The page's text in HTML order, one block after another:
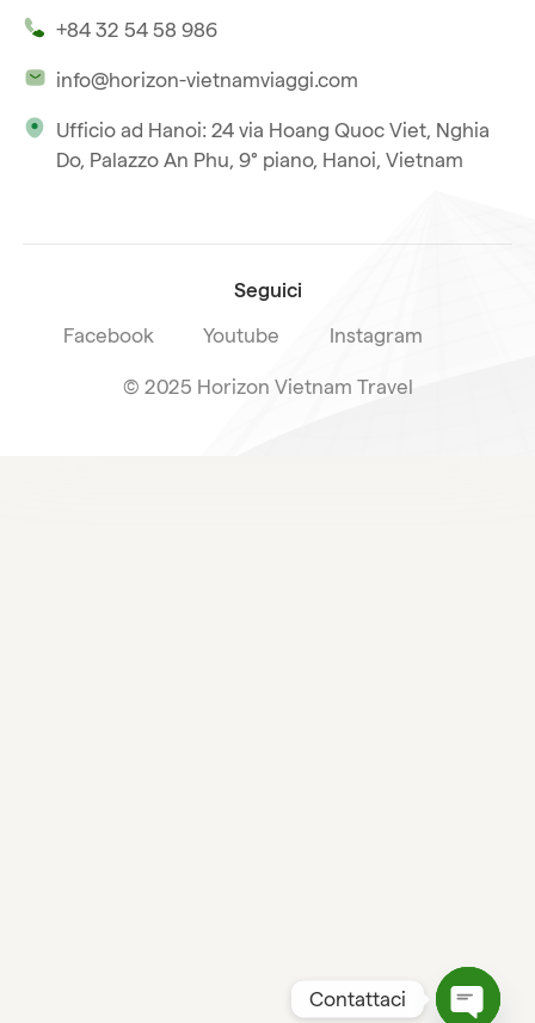
Iscriviti alla nostra
La nostra licenza internazionale
+84 32 54 58 986
info@horizon-vietnamviaggi.com
Ufficio ad Hanoi: 24 via Hoang Quoc Viet, Nghia
Do, Palazzo An Phu, 9° piano, Hanoi, Vietnam
Seguici
Facebook Youtube Instagram
© 2025 Horizon Vietnam Travel
Contattaci